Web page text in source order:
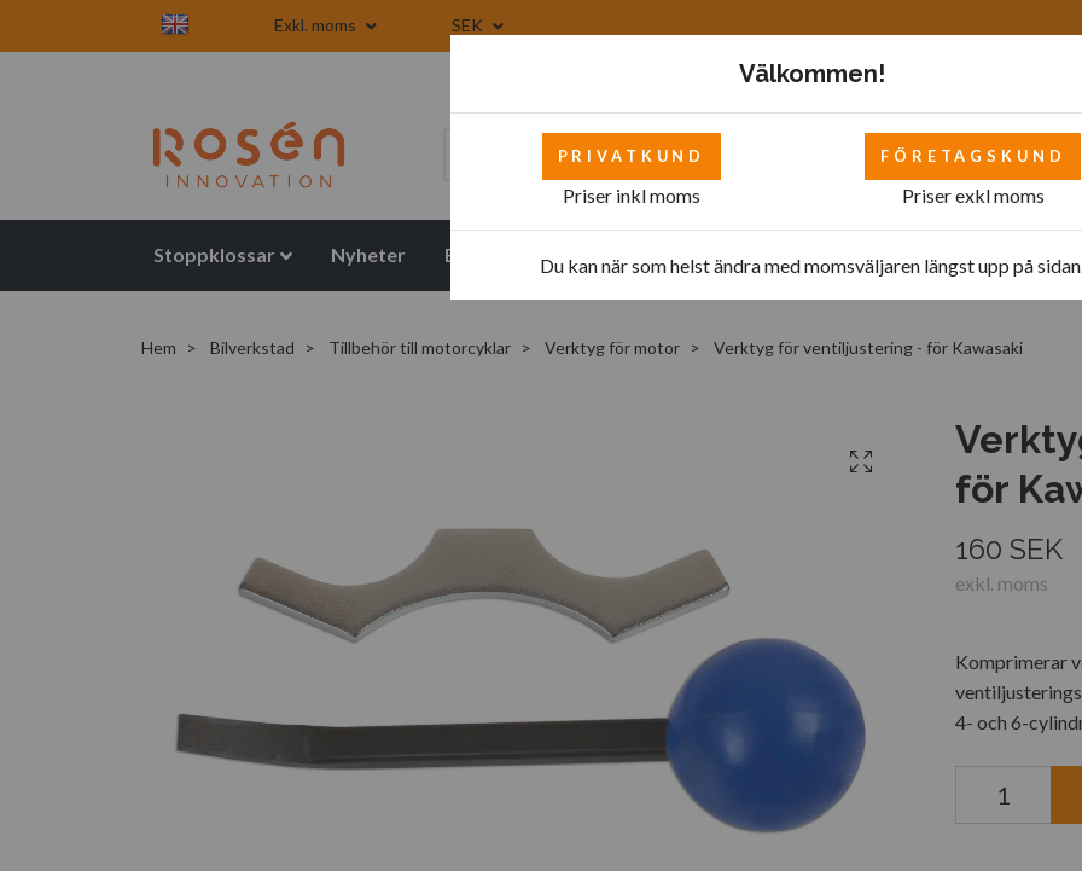
Exkl. moms SEK
Stoppklossar Nyheter Blogg Mattor Bilverkstad - övrigt Bilverkstad
Hem Bilverkstad Tillbehör till motorcyklar Verktyg för motor Verktyg för ventiljustering - för Kawasaki
för
160 SEK
exkl. moms
Komprimerar
4- och 6-
Välkommen!
PRIVATKUND
Priser inkl moms
FÖRETAGSKUND
Priser exkl moms
Du kan när som helst ändra med momsväljaren längst upp på